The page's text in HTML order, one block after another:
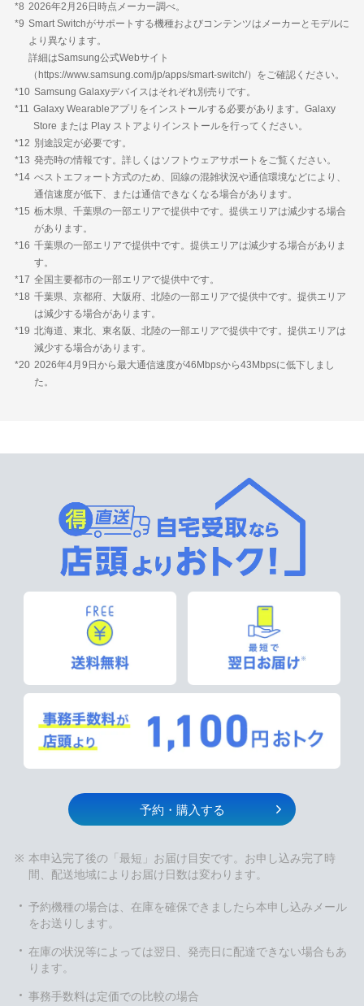
*8 2026年2月26日時点メーカー調べ。
*9 Smart Switchがサポートする機種およびコンテンツはメーカーとモデルに
より異なります。
詳細はSamsung公式Webサイト
（ https://www.samsung.com/jp/apps/smart-switch/）をご確認ください。
*10 Samsung Galaxyデバイスはそれぞれ別売りです。
*11 Galaxy Wearableアプリをインストールする必要があります。Galaxy
Store または Play ストアよりインストールを行ってください。
*12 別途設定が必要です。
*13 発売時の情報です。詳しくはソフトウェアサポート をご覧ください。
*14 べストエフォート方式のため、回線の混雑状況や通信環境などにより、
通信速度が低下、または通信できなくなる場合があります。
*15 栃木県、千葉県の一部エリアで提供中です。提供エリアは減少する場合
があります。
*16 千葉県の一部エリアで提供中です。提供エリアは減少する場合がありま
す。
*17 全国主要都市の一部エリアで提供中です。
*18 千葉県、京都府、大阪府、北陸の一部エリアで提供中です。提供エリア
は減少する場合があります。
*19 北海道、東北、東名阪、北陸の一部エリアで提供中です。提供エリアは
減少する場合があります。
*20 2026年4月9日から最大通信速度が46Mbpsから43Mbpsに低下しまし
た。
予約・購入する
本申込完了後の「最短」お届け目安です。お申し込み完了時
間、配送地域によりお届け日数は変わります。
予約機種の場合は、在庫を確保できましたら本申し込みメール
をお送りします。
在庫の状況等によっては翌日、発売日に配達できない場合もあ
ります。
事務手数料は定価での比較の場合